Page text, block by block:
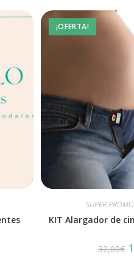
¡OFERTA!
SUPER
KIT Alargador de
32,00€